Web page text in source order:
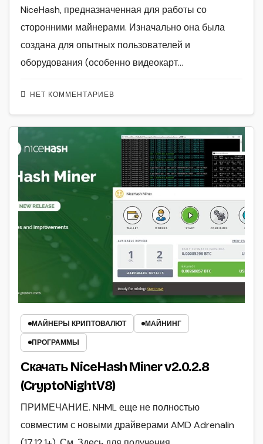
НЕТ КОММЕНТАРИЕВ
NiceHash, предназначенная для работы со
сторонними майнерами. Изначально она была
создана для опытных пользователей и
оборудования (особенно видеокарт…
МАЙНЕРЫ КРИПТОВАЛЮТ
МАЙНИНГ
ПРОГРАММЫ
Скачать NiceHash Miner v2.0.2.8
(CryptoNightV8)
ПРИМЕЧАНИЕ. NHML еще не полностью
совместим с новыми драйверами AMD Adrenalin